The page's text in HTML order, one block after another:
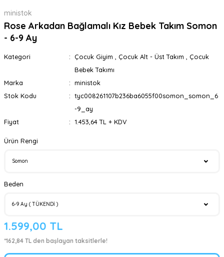
ministok
Rose Arkadan Bağlamalı Kız Bebek Takım Somon
- 6-9 Ay
Kategori Çocuk Giyim Çocuk Alt - Üst Takım
Çocuk
Bebek Takımı
Marka
ministok
Stok Kodu
tyc008261107b236ba6055f00somon_somon_6
-9_ay
Fiyat
1.453,64 TL + KDV
Ürün Rengi
Beden
1.599,00 TL
*162,84 TL den başlayan taksitlerle!